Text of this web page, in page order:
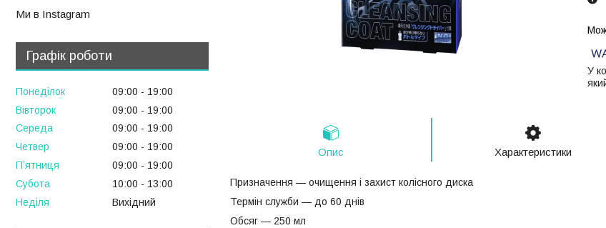
У
Опис Характеристики
Призначення — очищення і захист колісного диска
Термін служби — до 60 днів
Обсяг — 250 мл
Ми в Instagram
Графік роботи
Понеділок 09:00
19:00
Вівторок
09:00
19:00
Середа
09:00
19:00
Четвер
09:00
19:00
Пʼятниця
09:00
19:00
Субота
10:00
13:00
Неділя
Вихідний